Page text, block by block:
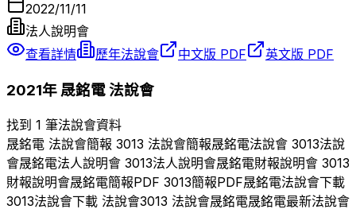
2022/11/11
法人說明會
查看詳情
歷年法說會 中文版 PDF 英文版 PDF
2021年 晟銘電法說會
找到 1 筆法說會資料
晟銘電 法說會簡報 3013 法說會簡報晟銘電法說會 3013法說
會晟銘電法人說明會 3013法人說明會晟銘電財報說明會 3013
財報說明會晟銘電簡報PDF 3013簡報PDF晟銘電法說會下載
3013法說會下載 法說會3013 法說會晟銘電晟銘電最新法說會